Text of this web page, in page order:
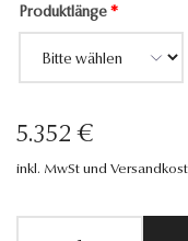
Produktlänge *
5.352 €
inkl. MwSt und